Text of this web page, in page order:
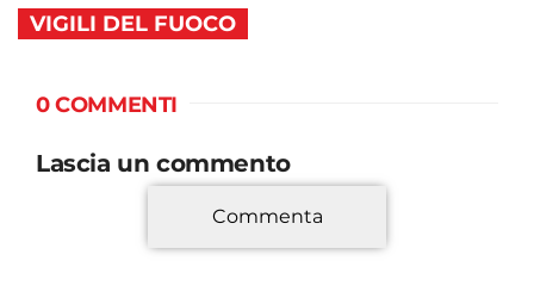
VIGILI DEL FUOCO
0 COMMENTI
Lascia un commento
*
Commenta